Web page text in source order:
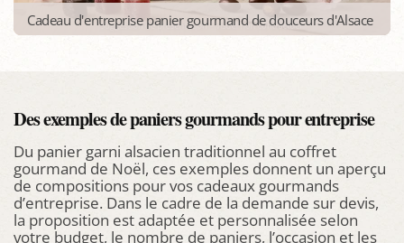
Cadeau d'entreprise panier gourmand de douceurs d'Alsace
Des exemples de paniers gourmands pour entreprise
Du panier garni alsacien traditionnel au coffret
gourmand de Noël, ces exemples donnent un aperçu
de compositions pour vos cadeaux gourmands
d’entreprise. Dans le cadre de la demande sur devis,
la proposition est adaptée et personnalisée selon
votre budget, le nombre de paniers, l’occasion et les